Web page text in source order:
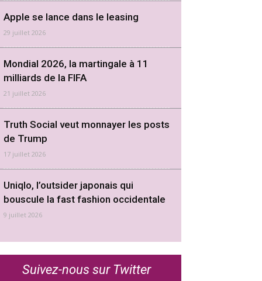
Apple se lance dans le leasing
29 juillet 2026
Mondial 2026, la martingale à 11
milliards de la FIFA
21 juillet 2026
Truth Social veut monnayer les posts
de Trump
17 juillet 2026
Uniqlo, l’outsider japonais qui
bouscule la fast fashion occidentale
9 juillet 2026
Suivez-nous sur Twitter